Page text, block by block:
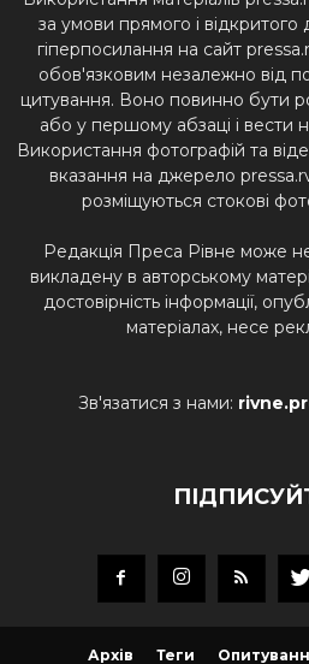
за умови прямого і
гіперпосилання на сайт
обов'язковим незалежно від
цитування. Воно повинно бути
або у першому абзаці і вести
Використання фотографій та
вказання на джерело
розміщуються стокові
Редакція Преса Рівне може
викладену в авторському
достовірність інформації,
матеріалах, несе
Зв'язатися з нами:
Архів Теги